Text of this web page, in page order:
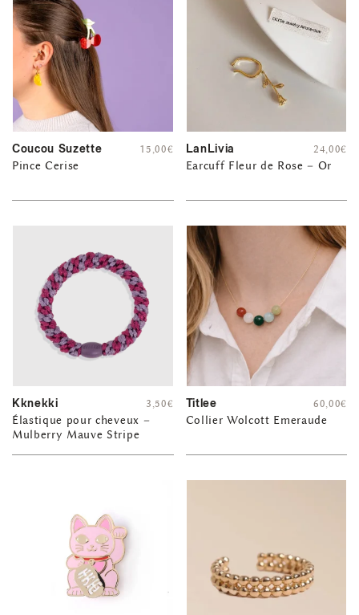
Coucou Suzette
Pince Cerise
15,00€ LanLivia
Earcuff Fleur de Rose – Or
24,00€
Kknekki
Élastique pour cheveux –
Mulberry Mauve Stripe
3,50€ Titlee
Collier Wolcott Emeraude
60,00€